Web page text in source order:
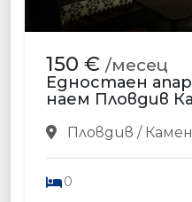
150 € /месец
Едностаен
наем Пловдив
Пловдив /
0